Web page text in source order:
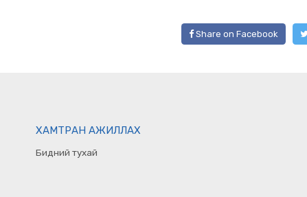
Share on Facebook
ХАМТРАН АЖИЛЛАХ
Бидний тухай